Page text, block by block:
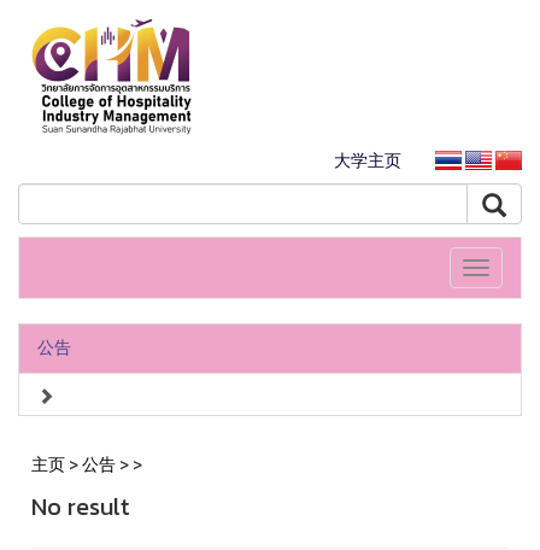
大学主页
Toggle
公告
主页>公告>>
No result